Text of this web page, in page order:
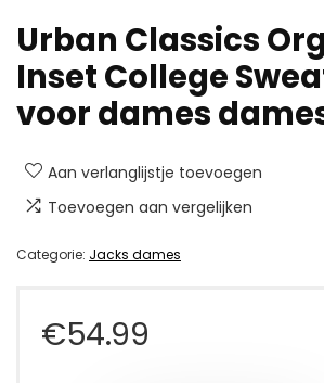
Urban Classics
Inset College
voor dames
Aan verlanglijstje toevoegen
Toevoegen aan vergelijken
Categorie: Jacks dames
€54.99